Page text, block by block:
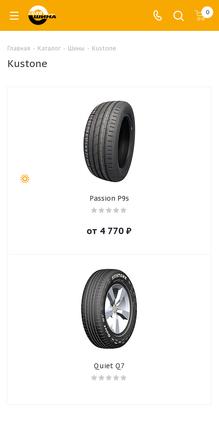
0
Главная - Каталог - Шины - Kustone
Kustone
Passion P9s
от 4 770 ₽
Quiet Q7